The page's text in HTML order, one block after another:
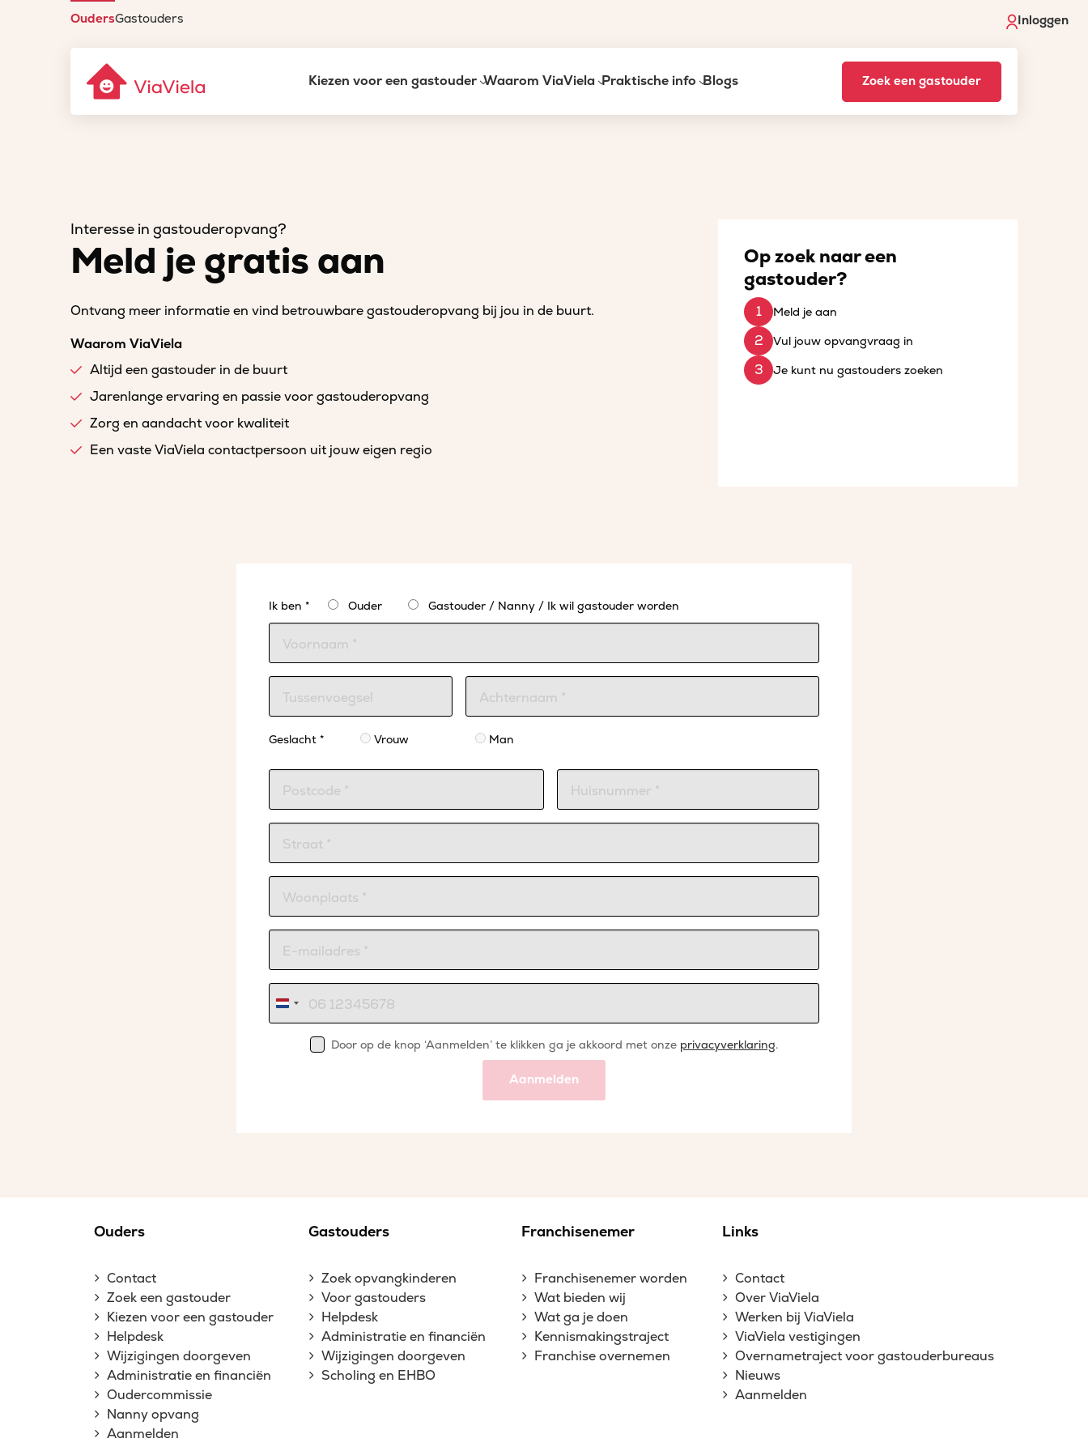
OudersGastouders Inloggen
Kiezen voor een gastouder Waarom ViaViela Praktische info Blogs Zoek een gastouder
Interesse in gastouderopvang?
Meld je gratis aan
Ontvang meer informatie en vind betrouwbare gastouderopvang bij jou in de buurt.
Waarom ViaViela
Altijd een gastouder in de buurt
Jarenlange ervaring en passie voor gastouderopvang
Zorg en aandacht voor kwaliteit
Een vaste ViaViela contactpersoon uit jouw eigen regio
Op zoek naar een
gastouder?
Meld je aan
Vul jouw opvangvraag in
Je kunt nu gastouders zoeken
Ik ben * Ouder Gastouder / Nanny / Ik wil gastouder worden
Geslacht * Vrouw Man
Nederland
+31
Door op de knop ‘Aanmelden’ te klikken ga je akkoord met onze privacyverklaring.
Aanmelden
Ouders
Contact
Zoek een gastouder
Kiezen voor een gastouder
Helpdesk
Wijzigingen doorgeven
Administratie en financiën
Oudercommissie
Nanny opvang
Aanmelden
Gastouders
Zoek opvangkinderen
Voor gastouders
Helpdesk
Administratie en financiën
Wijzigingen doorgeven
Scholing en EHBO
Franchisenemer
Franchisenemer worden
Wat bieden wij
Wat ga je doen
Kennismakingstraject
Franchise overnemen
Links
Contact
Over ViaViela
Werken bij ViaViela
ViaViela vestigingen
Overnametraject voor gastouderbureaus
Nieuws
Aanmelden